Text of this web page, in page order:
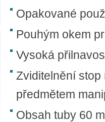
Opakované
Pouhým okem
Vysoká
Zviditelnění stop
předmětem
Obsah tuby 60